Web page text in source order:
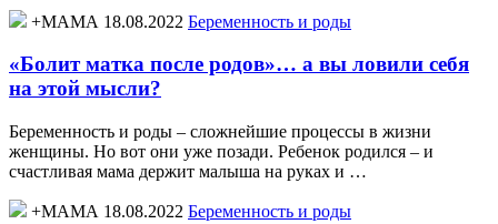
+МАМА 18.08.2022 Беременность и роды
«Болит матка после родов»… а вы ловили себя
на этой мысли?
Беременность и роды – сложнейшие процессы в жизни
женщины. Но вот они уже позади. Ребенок родился – и
счастливая мама держит малыша на руках и …
+МАМА 18.08.2022 Беременность и роды